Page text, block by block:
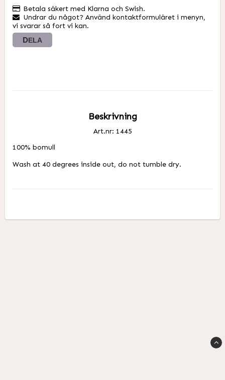
Betala säkert med Klarna och Swish.
Undrar du något? Använd kontaktformuläret i menyn,
vi svarar så fort vi kan.
DELA
Beskrivning
Art.nr: 1445
100% bomull
Wash at 40 degrees inside out, do not tumble dry.